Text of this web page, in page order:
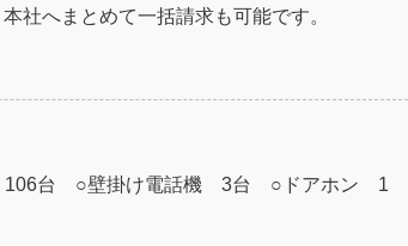
社へまとめて一括請求も可能です。
106台 ○壁掛け電話機 3台 ○ドアホン 1